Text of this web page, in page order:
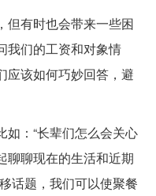
但有时也会带来一些困
我们的工资和对象情
应该如何巧妙回答，避
：“长辈们怎么会关心
聊聊现在的生活和近期
话题，我们可以使聚餐